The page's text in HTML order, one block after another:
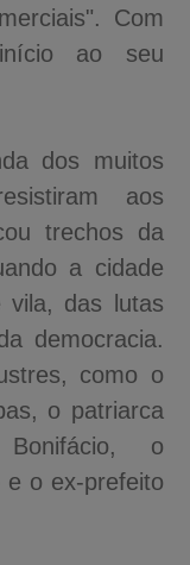
Com
ao seu
dos muitos
aos
trechos da
a cidade
vila, das lutas
democracia.
como o
o patriarca
o
e o ex-prefeito